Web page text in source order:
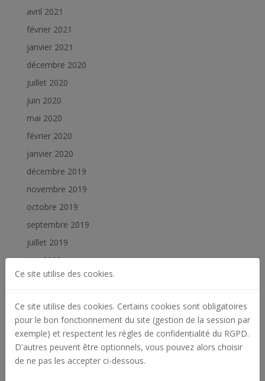
avril 2021
février 2021
janvier 2021
décembre 2020
juillet 2020
juin 2020
mai 2020
février 2020
janvier 2020
décembre 2019
novembre 2019
octobre 2019
septembre 2019
juillet 2019
juin 2019
février 2019
Catégories
Actualités
Archives
Ce site utilise des cookies.
Ce site utilise des cookies. Certains cookies sont obligatoires
pour le bon fonctionnement du site (gestion de la session par
exemple) et respectent les règles de confidentialité du RGPD.
D'autres peuvent être optionnels, vous pouvez alors choisir
de ne pas les accepter ci-dessous.